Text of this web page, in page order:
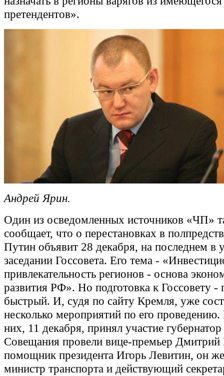
претендентов».
Андрей Ярин.
Один из осведомленных источников «ЧП»
сообщает, что о перестановках в
Путин объявит 28 декабря, на последнем в
заседании Госсовета. Его тема -
привлекательность регионов - основа
развития РФ». Но подготовка к Госсовету -
быстрый. И, судя по сайту Кремля, уже
несколько мероприятий по его
них, 11 декабря, принял участие
Совещания провели вице-премьер Дмитрий
помощник президента Игорь Левитин, он
министр транспорта и действующий